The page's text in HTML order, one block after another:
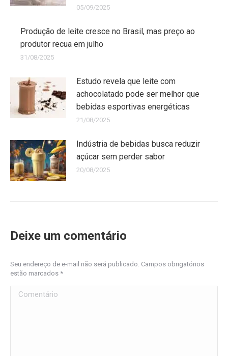
05/09/2025
Produção de leite cresce no Brasil, mas preço ao
produtor recua em julho
31/08/2025
Estudo revela que leite com
achocolatado pode ser melhor que
bebidas esportivas energéticas
21/08/2025
Indústria de bebidas busca reduzir
açúcar sem perder sabor
20/08/2025
Deixe um comentário
Seu endereço de e-mail não será publicado. Campos obrigatórios
estão marcados *
Comentário